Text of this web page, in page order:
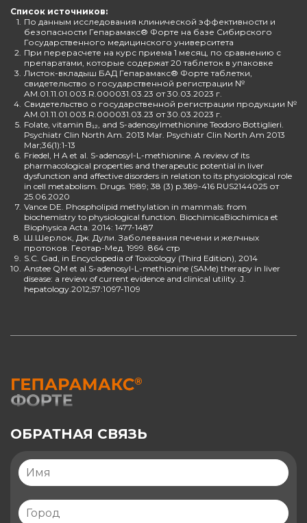
Список источников:
1. По данным исследования клинической эффективности и
безопасности Гепарамакс® Форте на базе Сибирского
Государственного медицинского университета
2. При перерасчете на курс приема 1 месяц, по сравнению с
препаратами, которые содержат 20 таблеток в упаковке
3. Листок-вкладыш БАД Гепарамакс® Форте таблетки,
свидетельство о государственной регистрации №
AM.01.11.01.003.R.000031.03.23 от 30.03.2023 г.
4. Свидетельство о государственной регистрации продукции №
AM.01.11.01.003.R.000031.03.23 от 30.03.2023 г.
5. Folate, vitamin B₁₂, and S-adenosylmethionine Teodoro Bottiglieri.
Psychiatr Clin North Am. 2013 Mar. Psychiatr Clin North Am 2013
Mar;36(1):1-13
6. Friedel, H A et al. S-adenosyl-L-methionine. A review of its
pharmacological properties and therapeutic potential in liver
dysfunction and affective disorders in relation to its physiological role
in cell metabolism. Drugs. 1989; 38 (3) p.389-416 RUS2144025 от
25.06.2020
7. Vance DE. Phospholipid methylation in mammals: from
biochemistry to physiological function. BiochimicaBiochimica et
Biophysica Acta. 2014: 1477-1487
8. Ш.Шерлок, Дж. Дули. Заболевания печени и желчных
протоков. Геотар-Мед. 1999. 864 стр
9. S.C. Gad, in Encyclopedia of Toxicology (Third Edition), 2014
10. Anstee QM et al.S-adenosyl-L-methionine (SAMe) therapy in liver
disease: a review of current evidence and clinical utility. J.
hepatology.2012;57:1097-1109
ОБРАТНАЯ СВЯЗЬ